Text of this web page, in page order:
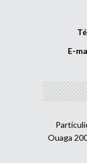
E-
Ouaga